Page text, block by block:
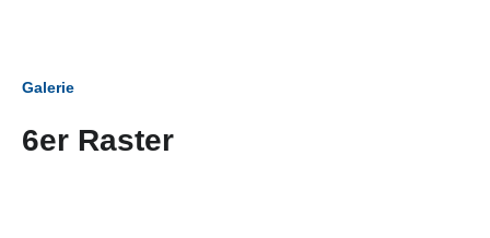
Galerie
6er Raster